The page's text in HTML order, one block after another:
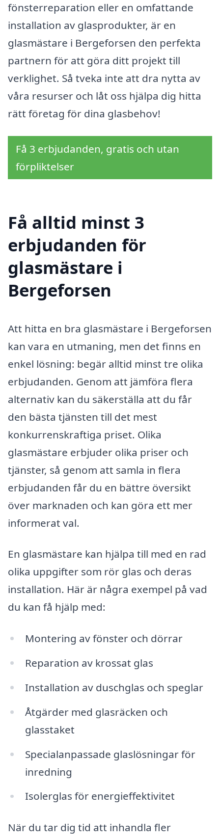
fönsterreparation eller en omfattande
installation av glasprodukter, är en
glasmästare i Bergeforsen den perfekta
partnern för att göra ditt projekt till
verklighet. Så tveka inte att dra nytta av
våra resurser och låt oss hjälpa dig hitta
rätt företag för dina glasbehov!
Få 3 erbjudanden, gratis och utan
förpliktelser
Få alltid minst 3
erbjudanden för
glasmästare i
Bergeforsen
Att hitta en bra glasmästare i Bergeforsen
kan vara en utmaning, men det finns en
enkel lösning: begär alltid minst tre olika
erbjudanden. Genom att jämföra flera
alternativ kan du säkerställa att du får
den bästa tjänsten till det mest
konkurrenskraftiga priset. Olika
glasmästare erbjuder olika priser och
tjänster, så genom att samla in flera
erbjudanden får du en bättre översikt
över marknaden och kan göra ett mer
informerat val.
En glasmästare kan hjälpa till med en rad
olika uppgifter som rör glas och deras
installation. Här är några exempel på vad
du kan få hjälp med:
Montering av fönster och dörrar
Reparation av krossat glas
Installation av duschglas och speglar
Åtgärder med glasräcken och
glasstaket
Specialanpassade glaslösningar för
inredning
Isolerglas för energieffektivitet
När du tar dig tid att inhandla fler